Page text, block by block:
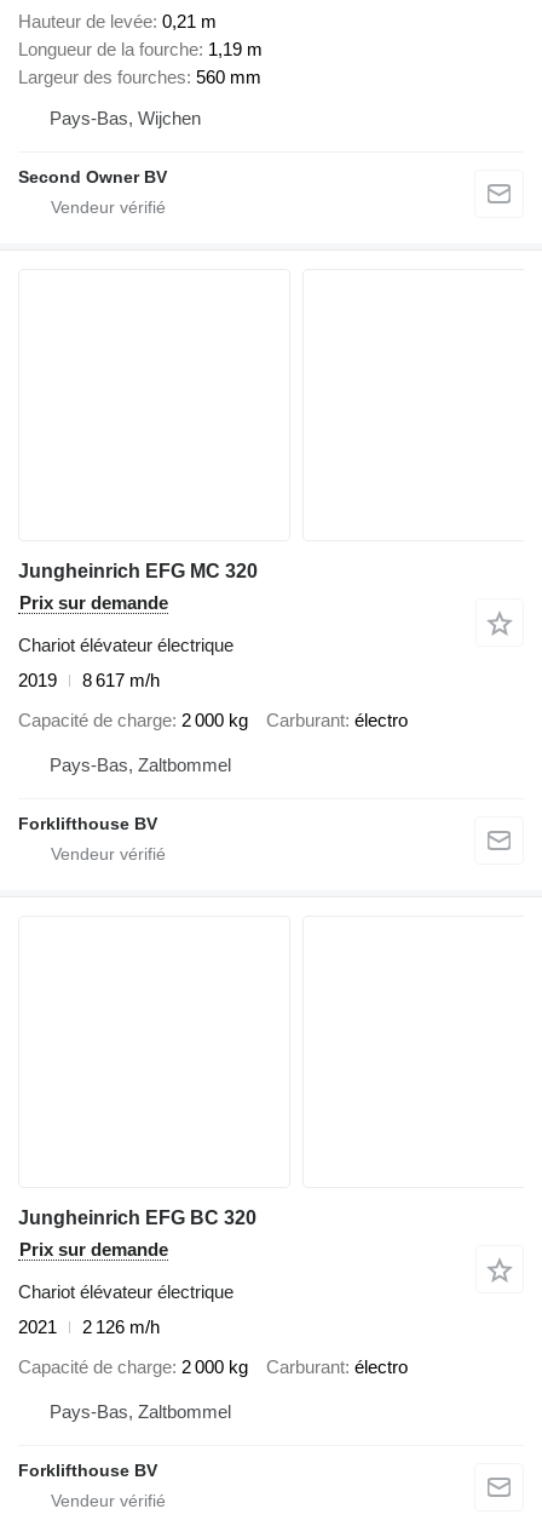
Hauteur de levée 0,21 m
Longueur de la fourche 1,19 m
Largeur des fourches 560 mm
Pays-Bas, Wijchen
Second Owner BV
Jungheinrich EFG MC 320
Prix sur demande
Chariot élévateur électrique
2019
8 617 m/h
Capacité de charge 2 000 kg Carburant électro
Pays-Bas, Zaltbommel
Forklifthouse BV
Jungheinrich EFG BC 320
Prix sur demande
Chariot élévateur électrique
2021
2 126 m/h
Capacité de charge 2 000 kg Carburant électro
Pays-Bas, Zaltbommel
Forklifthouse BV